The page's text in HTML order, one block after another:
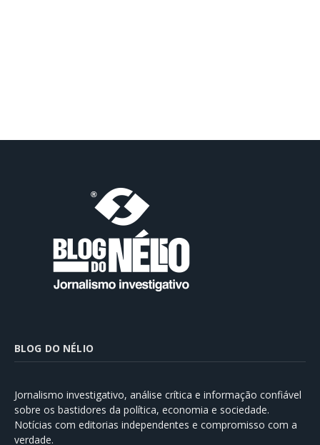
BLOG DO NÉLIO
Jornalismo investigativo, análise crítica e informação confiável
sobre os bastidores da política, economia e sociedade.
Notícias com editorias independentes e compromisso com a
verdade.